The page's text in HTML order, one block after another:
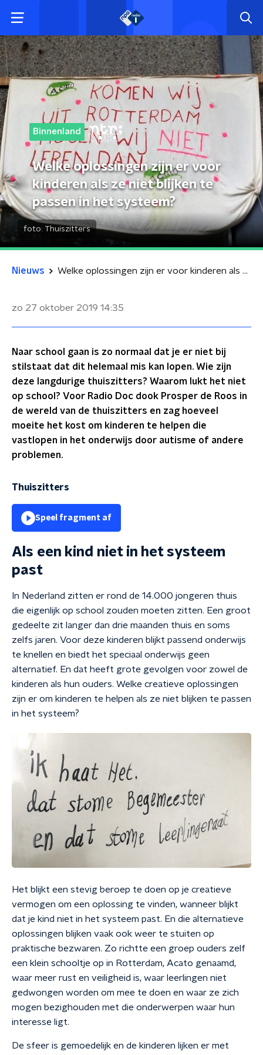
Binnenland
Welke oplossingen zijn er voor
kinderen als ze niet blijken te
passen in het systeem?
foto: Thuiszitters
Nieuws Welke oplossingen zijn er voor kinderen als ze niet blijken te passen in het systeem?
zo 27 oktober 2019 14:35
Naar school gaan is zo normaal dat je er niet bij
stilstaat dat dit helemaal mis kan lopen. Wie zijn
deze langdurige thuiszitters? Waarom lukt het niet
op school? Voor Radio Doc dook Prosper de Roos in
de wereld van de thuiszitters en zag hoeveel
moeite het kost om kinderen te helpen die
vastlopen in het onderwijs door autisme of andere
problemen.
Thuiszitters
Speel fragment af
Als een kind niet in het systeem
past
In Nederland zitten er rond de 14.000 jongeren thuis
die eigenlijk op school zouden moeten zitten. Een groot
gedeelte zit langer dan drie maanden thuis en soms
zelfs jaren. Voor deze kinderen blijkt passend onderwijs
te knellen en biedt het speciaal onderwijs geen
alternatief. En dat heeft grote gevolgen voor zowel de
kinderen als hun ouders. Welke creatieve oplossingen
zijn er om kinderen te helpen als ze niet blijken te passen
in het systeem?
Het blijkt een stevig beroep te doen op je creatieve
vermogen om een oplossing te vinden, wanneer blijkt
dat je kind niet in het systeem past. En die alternatieve
oplossingen blijken vaak ook weer te stuiten op
praktische bezwaren. Zo richtte een groep ouders zelf
een klein schooltje op in Rotterdam, Acato genaamd,
waar meer rust en veiligheid is, waar leerlingen niet
gedwongen worden om mee te doen en waar ze zich
mogen bezighouden met die onderwerpen waar hun
interesse ligt.
De sfeer is gemoedelijk en de kinderen lijken er met